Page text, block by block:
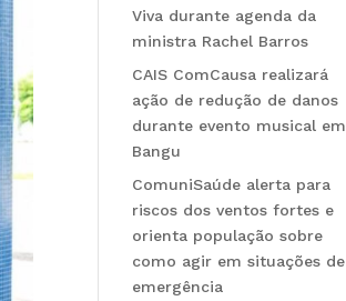
Viva durante agenda da
ministra Rachel Barros
CAIS ComCausa realizará
ação de redução de danos
durante evento musical em
Bangu
ComuniSaúde alerta para
riscos dos ventos fortes e
orienta população sobre
como agir em situações de
emergência